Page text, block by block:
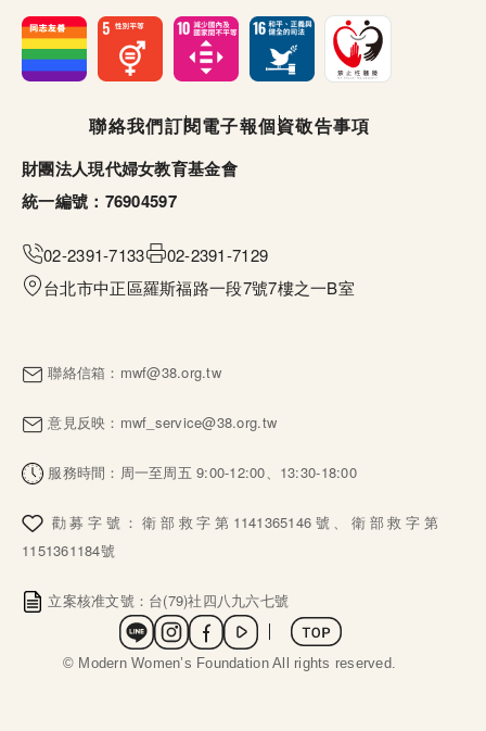
聯絡我們訂閱電子報個資敬告事項
財團法人現代婦女教育基金會
統一編號：76904597
02-2391-7133
02-2391-7129
台北市中正區羅斯福路一段7號7樓之一B室
聯絡信箱： mwf@38.org.tw
意見反映： mwf_service@38.org.tw
服務時間：周一至周五 9:00-12:00、13:30-18:00
勸募字號：衛部救字第1141365146號、衛部救字第
1151361184號
立案核准文號：台(79)社四八九六七號
© Modern Women’s Foundation All rights reserved.